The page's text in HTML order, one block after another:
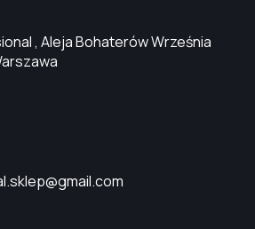
, Aleja Bohaterów Września